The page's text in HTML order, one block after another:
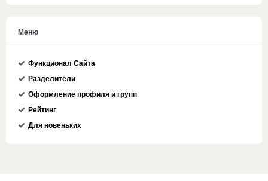
Меню
Функционал Сайта
Разделители
Оформление профиля и групп
Рейтинг
Для новеньких